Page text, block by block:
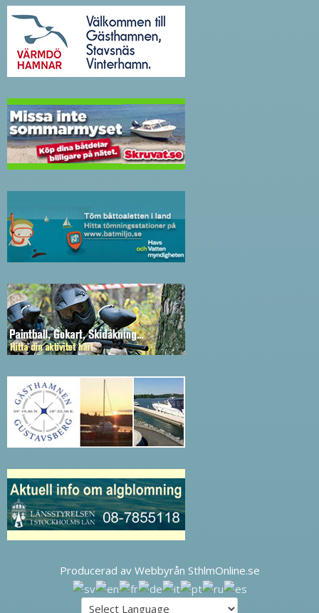
Producerad av Webbyrån SthlmOnline.se